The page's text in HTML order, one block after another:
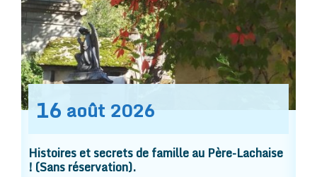
16 août 2026
Histoires et secrets de famille au Père-Lachaise
! (Sans réservation).